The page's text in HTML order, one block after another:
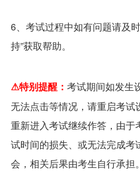
6、考试过程中如有问题请及
持”获取帮助。
⚠特别提醒： 考试期间如发生
无法点击等情况，请重启考
重新进入考试继续作答，由
试时间的损失、或无法完成
会，相关后果由考生自行承担。